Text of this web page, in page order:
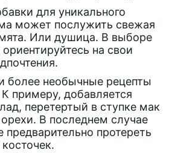
для уникального
может послужить свежая
Или душица. В выборе
ориентируйтесь на свои
более необычные рецепты
К примеру, добавляется
перетертый в ступке мак
В последнем случае
протереть